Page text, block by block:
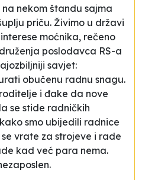
nekom štandu sajma
priču. Živimo u državi
moćnika, rečeno
poslodavca RS-a
savjet:
obučenu radnu snagu.
i đake da nove
se stide radničkih
smo ubijedili radnice
vrate za strojeve i rade
kad već para nema.